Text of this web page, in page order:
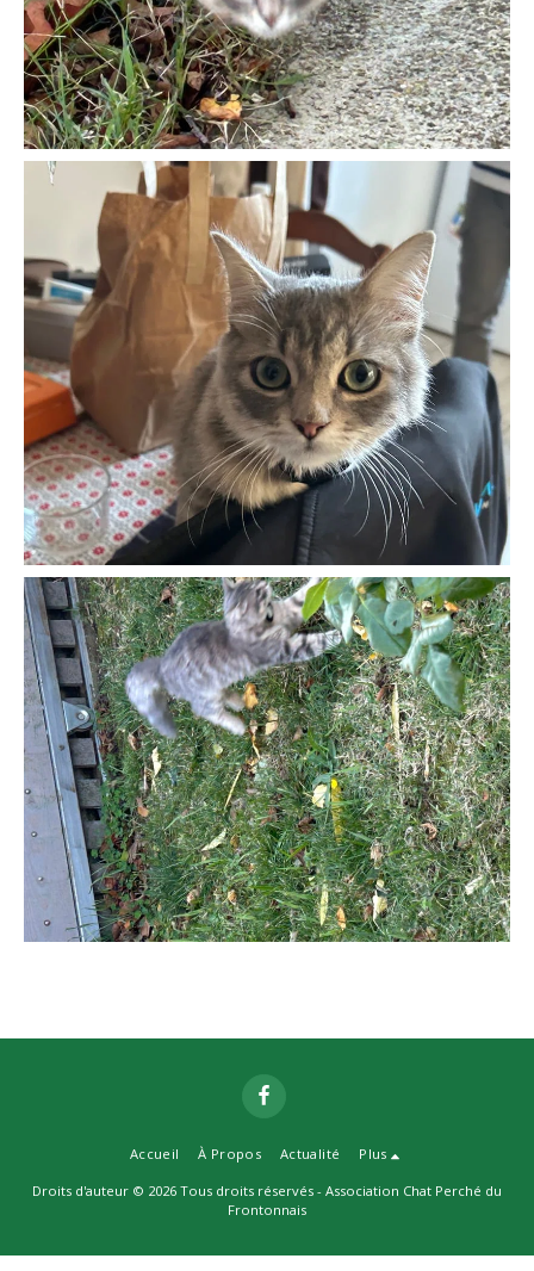
Accueil À Propos Actualité Plus
Droits d'auteur © 2026 Tous droits réservés - Association Chat Perché du
Frontonnais